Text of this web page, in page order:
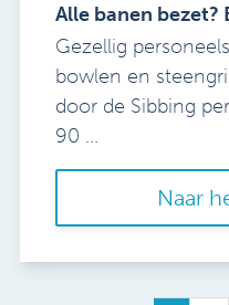
Alle banen bezet?
Gezellig
bowlen en
door de Sibbing
90 ...
Naar